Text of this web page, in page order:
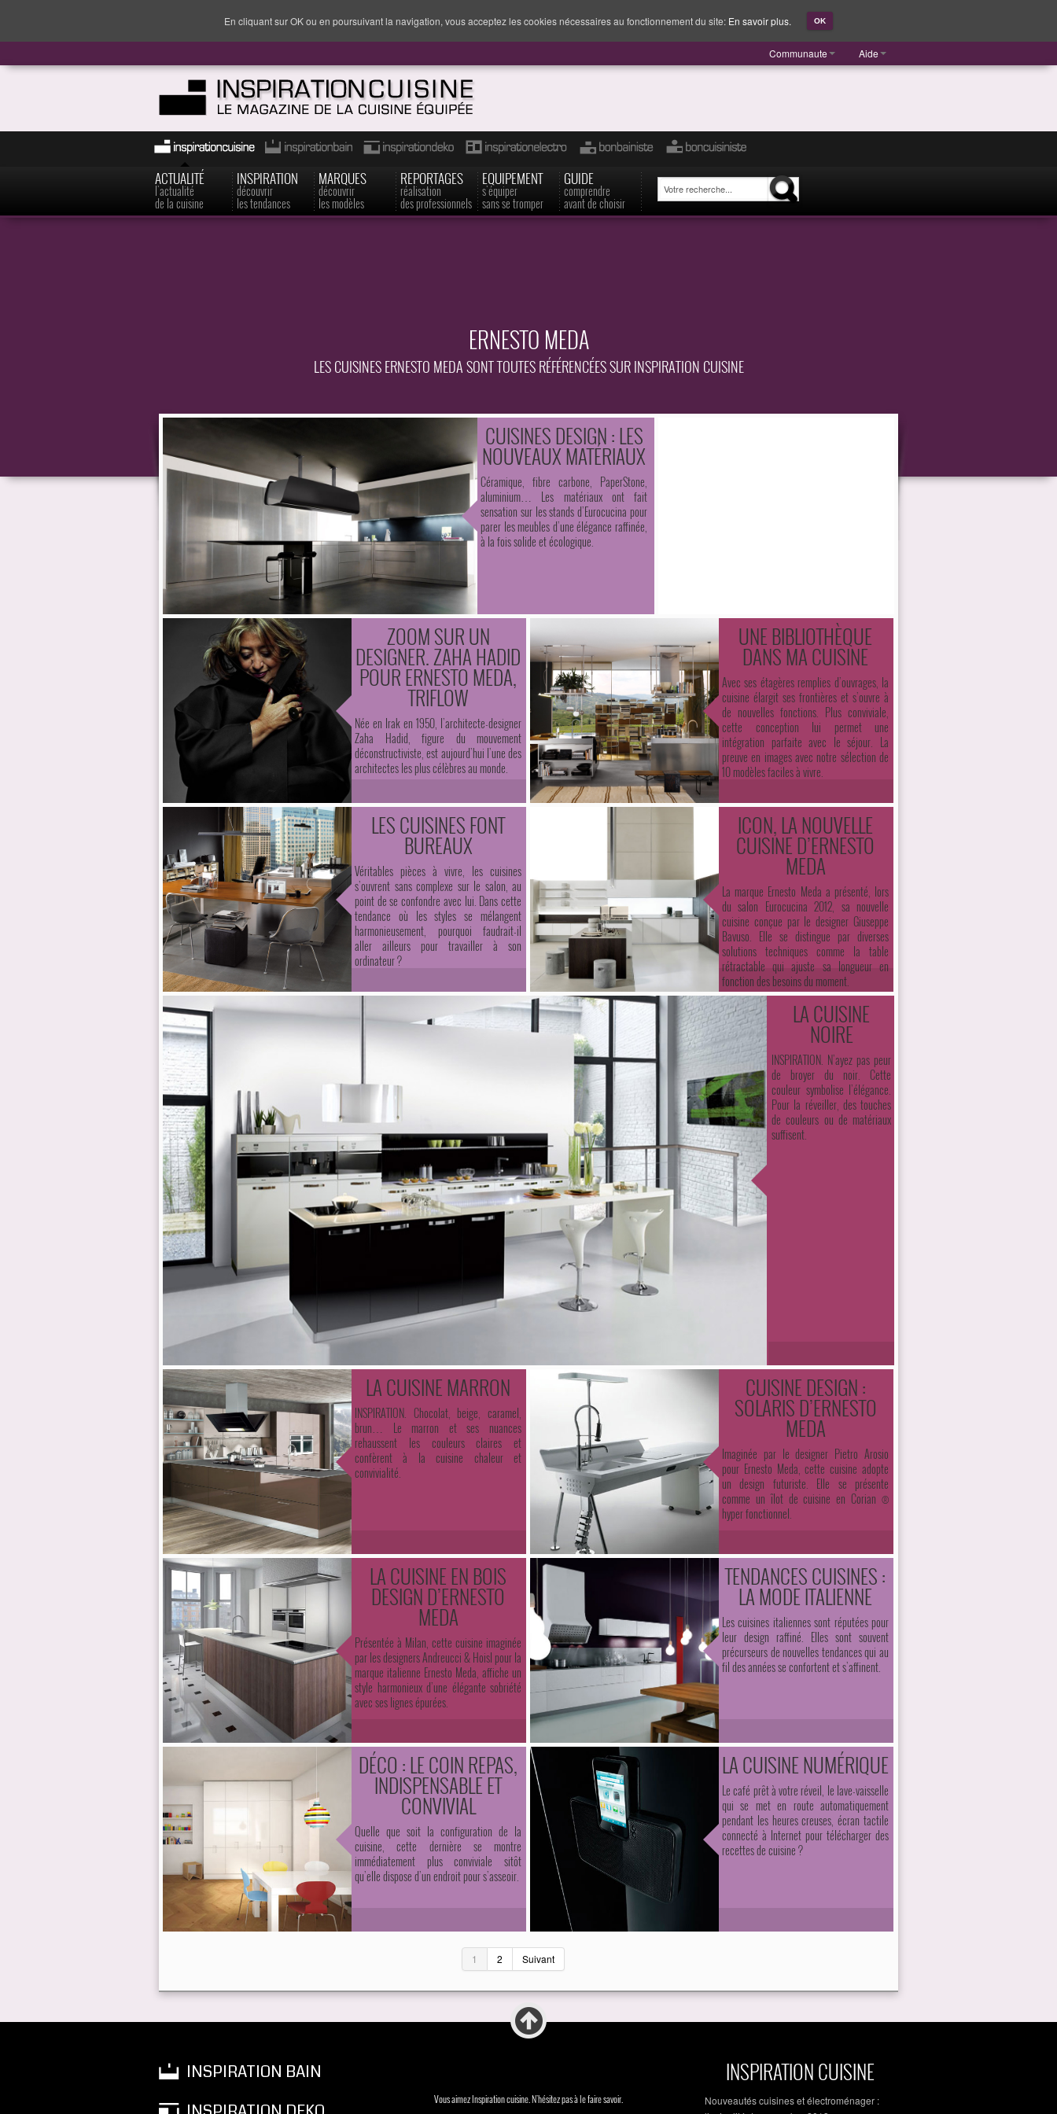
Communaute Aide
ACTUALITÉ
l'actualité
de la cuisine
INSPIRATION
découvrir
les tendances
MARQUES
découvrir
les modèles
REPORTAGES
réalisation
des professionnels
EQUIPEMENT
s'équiper
sans se tromper
GUIDE
comprendre
avant de choisir
ERNESTO MEDA
LES CUISINES ERNESTO MEDA SONT TOUTES RÉFÉRENCÉES SUR INSPIRATION CUISINE
CUISINES DESIGN : LES
NOUVEAUX MATÉRIAUX
Céramique, fibre carbone, PaperStone,
aluminium… Les matériaux ont fait
sensation sur les stands d’Eurocucina pour
parer les meubles d’une élégance raffinée,
à la fois solide et écologique.
ZOOM SUR UN
DESIGNER. ZAHA HADID
POUR ERNESTO MEDA,
TRIFLOW
Née en Irak en 1950, l’architecte-designer
Zaha Hadid, figure du mouvement
déconstructiviste, est aujourd’hui l’une des
architectes les plus célèbres au monde.
UNE BIBLIOTHÈQUE
DANS MA CUISINE
Avec ses étagères remplies d’ouvrages, la
cuisine élargit ses frontières et s’ouvre à
de nouvelles fonctions. Plus conviviale,
cette conception lui permet une
intégration parfaite avec le séjour. La
preuve en images avec notre sélection de
10 modèles faciles à vivre.
LES CUISINES FONT
BUREAUX
Véritables pièces à vivre, les cuisines
s’ouvrent sans complexe sur le salon, au
point de se confondre avec lui. Dans cette
tendance où les styles se mélangent
harmonieusement, pourquoi faudrait-il
aller ailleurs pour travailler à son
ordinateur ?
ICON, LA NOUVELLE
CUISINE D’ERNESTO
MEDA
La marque Ernesto Meda a présenté, lors
du salon Eurocucina 2012, sa nouvelle
cuisine conçue par le designer Giuseppe
Bavuso. Elle se distingue par diverses
solutions techniques comme la table
rétractable qui ajuste sa longueur en
fonction des besoins du moment.
LA CUISINE
NOIRE
INSPIRATION. N’ayez pas peur
de broyer du noir. Cette
couleur symbolise l’élégance.
Pour la réveiller, des touches
de couleurs ou de matériaux
suffisent.
LA CUISINE MARRON
INSPIRATION. Chocolat, beige, caramel,
brun… Le marron et ses nuances
rehaussent les couleurs claires et
confèrent à la cuisine chaleur et
convivialité.
CUISINE DESIGN :
SOLARIS D’ERNESTO
MEDA
Imaginée par le designer Pietro Arosio
pour Ernesto Meda, cette cuisine adopte
un design futuriste. Elle se présente
comme un îlot de cuisine en Corian ®
hyper fonctionnel.
LA CUISINE EN BOIS
DESIGN D’ERNESTO
MEDA
Présentée à Milan, cette cuisine imaginée
par les designers Andreucci & Hoisl pour la
marque italienne Ernesto Meda, affiche un
style harmonieux d’une élégante sobriété
avec ses lignes épurées.
TENDANCES CUISINES :
LA MODE ITALIENNE
Les cuisines italiennes sont réputées pour
leur design raffiné. Elles sont souvent
précurseurs de nouvelles tendances qui au
fil des années se confortent et s’affinent.
DÉCO : LE COIN REPAS,
INDISPENSABLE ET
CONVIVIAL
Quelle que soit la configuration de la
cuisine, cette dernière se montre
immédiatement plus conviviale sitôt
qu’elle dispose d’un endroit pour s’asseoir.
LA CUISINE NUMÉRIQUE
Le café prêt à votre réveil, le lave-vaisselle
qui se met en route automatiquement
pendant les heures creuses, écran tactile
connecté à Internet pour télécharger des
recettes de cuisine ?
1 2 Suivant
INSPIRATION BAIN
Vous aimez Inspiration cuisine. N'hésitez pas à le faire savoir.
INSPIRATION CUISINE
Nouveautés cuisines et électroménager :
En cliquant sur OK ou en poursuivant la navigation, vous acceptez les cookies nécessaires au fonctionnement du site: En savoir plus. OK